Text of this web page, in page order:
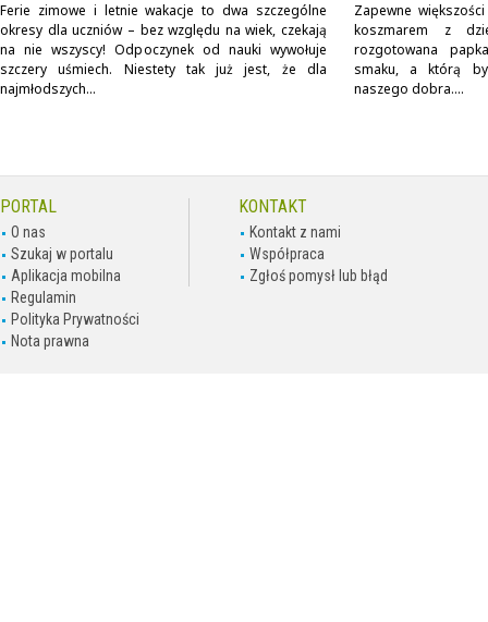
Ferie zimowe i letnie wakacje to dwa szczególne
okresy dla uczniów – bez względu na wiek, czekają
na nie wszyscy! Odpoczynek od nauki wywołuje
szczery uśmiech. Niestety tak już jest, że dla
najmłodszych...
Zapewne
koszmarem z
rozgotowana
smaku, a którą
naszego dobra....
PORTAL
O nas
Szukaj w portalu
Aplikacja mobilna
Regulamin
Polityka Prywatności
Nota prawna
KONTAKT
Kontakt z nami
Współpraca
Zgłoś pomysł lub błąd